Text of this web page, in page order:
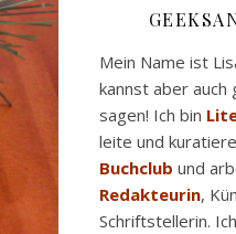
Mein Name ist
kannst aber auch
sagen! Ich bin
leite und
Buchclub und
Redakteurin,
Schriftstellerin.